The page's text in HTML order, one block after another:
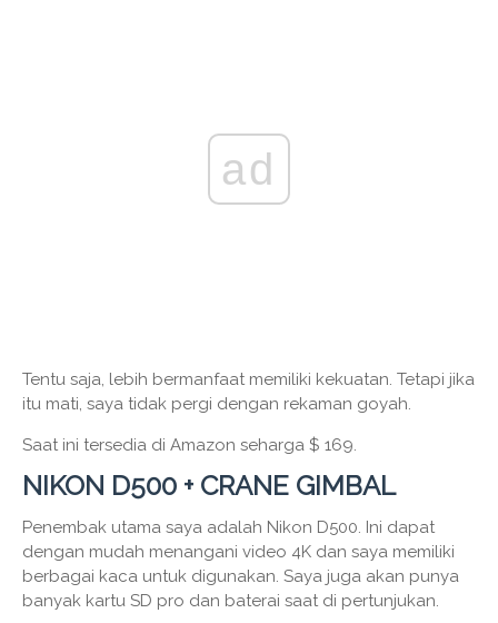
ad
Tentu saja, lebih bermanfaat memiliki kekuatan. Tetapi jika
itu mati, saya tidak pergi dengan rekaman goyah.
Saat ini tersedia di Amazon seharga $ 169.
NIKON D500 + CRANE GIMBAL
Penembak utama saya adalah Nikon D500. Ini dapat
dengan mudah menangani video 4K dan saya memiliki
berbagai kaca untuk digunakan. Saya juga akan punya
banyak kartu SD pro dan baterai saat di pertunjukan.